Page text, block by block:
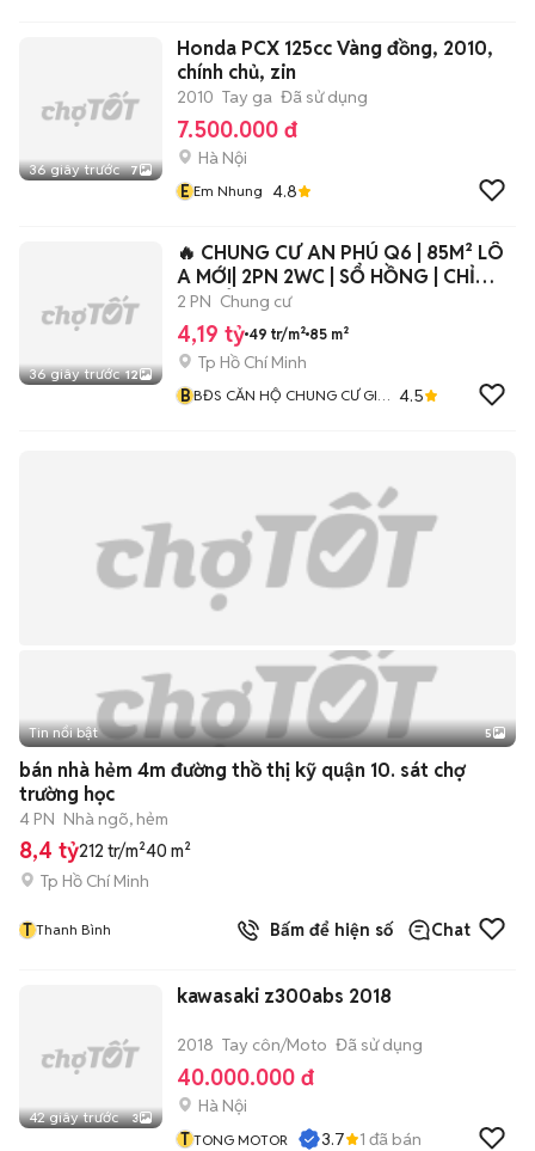
36 giây trước 7
Honda PCX 125cc Vàng đồng, 2010,
chính chủ, zin
2010 Tay ga Đã sử dụng
7.500.000 đ
Hà Nội
E Em Nhung 4.8
36 giây trước 12
🔥 CHUNG CƯ AN PHÚ Q6 | 85M² LÔ
A MỚI| 2PN 2WC | SỔ HỒNG | CHỈ
4.19TỶ 🔥
2 PN Chung cư
4,19 tỷ 49 tr/m² 85 m²
Tp Hồ Chí Minh
BBĐS CĂN HỘ CHUNG CƯ GIÁ
4.5
Tin nổi bật 5
bán nhà hẻm 4m đường thồ thị kỹ quận 10. sát chợ
trường học
4 PN Nhà ngõ, hẻm
8,4 tỷ212 tr/m²40 m²
Tp Hồ Chí Minh
T Thanh Bình Bấm để hiện số Chat
42 giây trước 3
kawasaki z300abs 2018
2018 Tay côn/Moto Đã sử dụng
40.000.000 đ
Hà Nội
T TONG MOTOR 3.7 1 đã bán